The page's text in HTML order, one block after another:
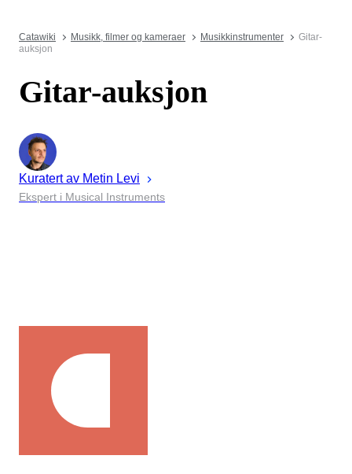
Catawiki Musikk, filmer og kameraer Musikkinstrumenter
Gitar-
auksjon
Gitar-auksjon
Kuratert av Metin Levi
Ekspert i Musical Instruments